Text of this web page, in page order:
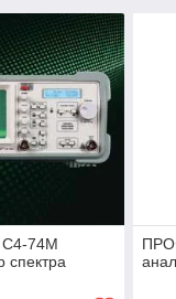
74М
спектра